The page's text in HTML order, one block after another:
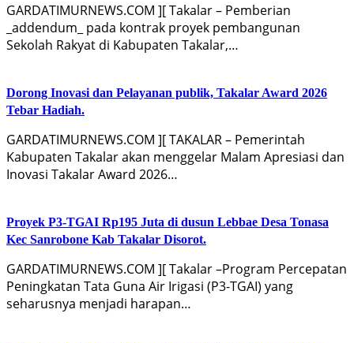
GARDATIMURNEWS.COM ][ Takalar – Pemberian
_addendum_ pada kontrak proyek pembangunan
Sekolah Rakyat di Kabupaten Takalar,…
Dorong Inovasi dan Pelayanan publik, Takalar Award 2026
Tebar Hadiah.
GARDATIMURNEWS.COM ][ TAKALAR – Pemerintah
Kabupaten Takalar akan menggelar Malam Apresiasi dan
Inovasi Takalar Award 2026…
Proyek P3-TGAI Rp195 Juta di dusun Lebbae Desa Tonasa
Kec Sanrobone Kab Takalar Disorot.
GARDATIMURNEWS.COM ][ Takalar –Program Percepatan
Peningkatan Tata Guna Air Irigasi (P3-TGAI) yang
seharusnya menjadi harapan…